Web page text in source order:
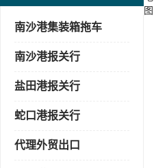
南沙港集装箱拖车
南沙港报关行
盐田港报关行
蛇口港报关行
代理外贸出口
图